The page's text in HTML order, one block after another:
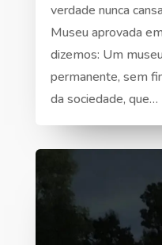
verdade nunca
Museu aprovada
dizemos: Um
permanente, sem
da sociedade, que…